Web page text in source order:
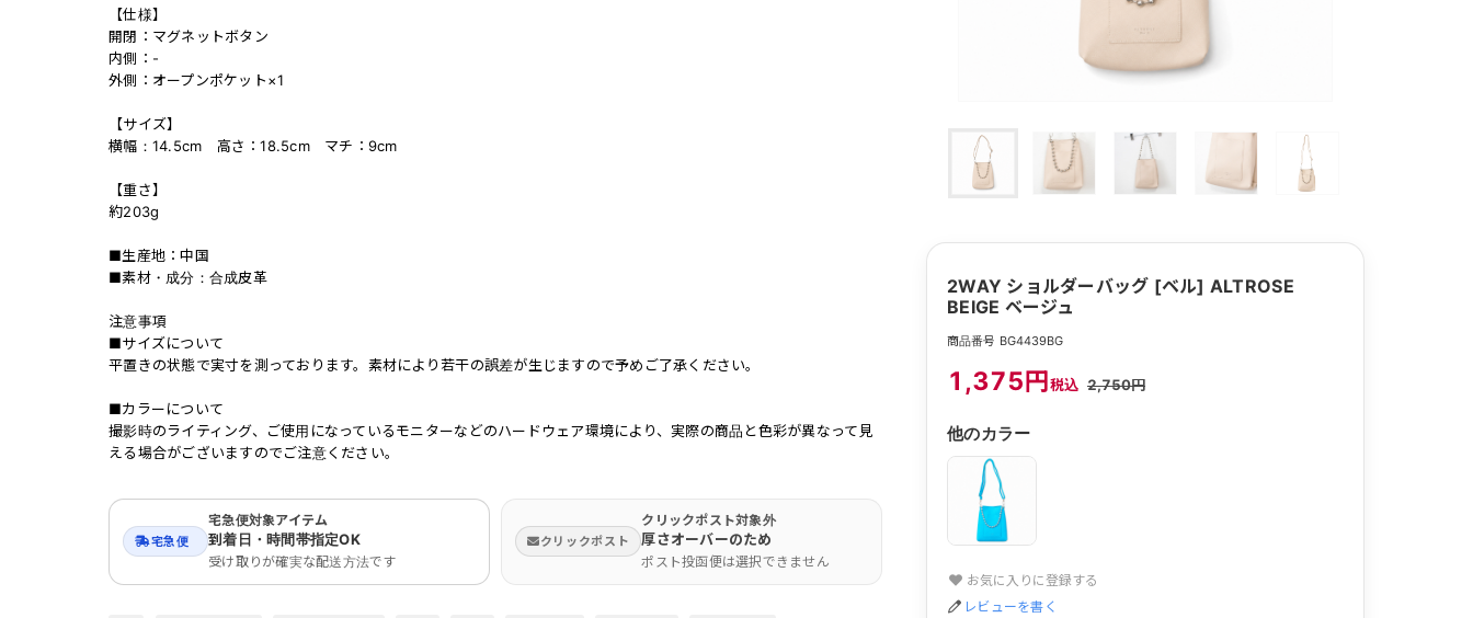
2WAY ショルダーバッグ [ベル] ALTROSE
BEIGE ベージュ
商品番号 BG4439BG
1,375円税込 2,750円
他のカラー
お気に入りに登録する
レビューを書く
【仕様】
開閉：マグネットボタン
内側：-
外側：オープンポケット×1
【サイズ】
横幅：14.5cm 高さ：18.5cm マチ：9cm
【重さ】
約203g
■生産地：中国
■素材・成分：合成皮革
注意事項
■サイズについて
平置きの状態で実寸を測っております。素材により若干の誤差が生じますので予めご了承ください。
■カラーについて
撮影時のライティング、ご使用になっているモニターなどのハードウェア環境により、実際の商品と色彩が異なって見
える場合がございますのでご注意ください。
宅急便
宅急便対象アイテム
到着日・時間帯指定OK
受け取りが確実な配送方法です
クリックポスト
クリックポスト対象外
厚さオーバーのため
ポスト投函便は選択できません